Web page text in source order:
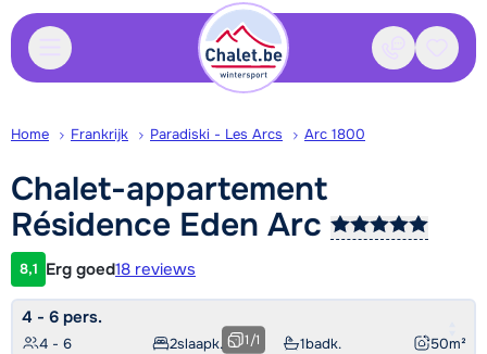
Contact
Home Frankrijk Paradiski - Les Arcs Arc 1800
Chalet-appartement
Résidence Eden Arc
Klantwaardering
8,1 Erg goed18 reviews
4 - 6 pers.
4 - 6 2slaapk. 1badk. 50m²
1/1